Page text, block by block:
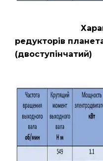
редукторів
(двоступінчатий)